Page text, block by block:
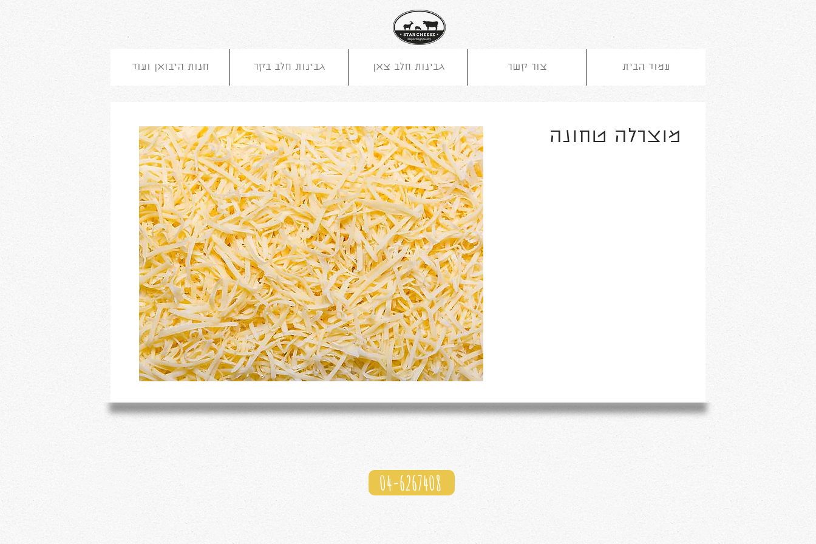
חנות היבואן ועוד גבינות חלב בקר גבינות חלב צאן צור קשר עמוד הבית
מוצרלה טחונה
04-6267408